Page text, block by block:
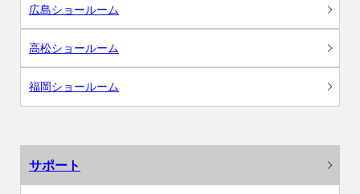
広島ショールーム
高松ショールーム
福岡ショールーム
サポート